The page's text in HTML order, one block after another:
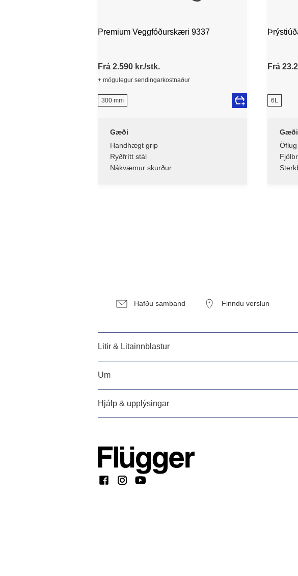
Premium Veggfóðurskæri 9337
Frá 2.590 kr./stk.
+ mögulegur sendingarkostnaður
300 mm
Gæði
Handhægt grip
Ryðfrítt stál
Nákvæmur skurður
Frá
6L
Gæði
Hafðu samband Finndu verslun
Litir & Litainnblastur
Um
Hjálp & upplýsingar